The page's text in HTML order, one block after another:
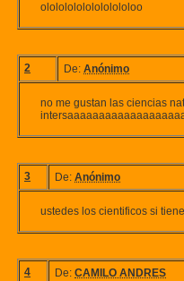
ololololololololololoo
2 De: Anónimo
no me gustan las ciencias
3 De: Anónimo
ustedes los cientificos si
4 De: CAMILO ANDRES